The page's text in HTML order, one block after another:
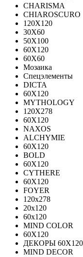
CHARISMA
CHIAROSCURO
120X120
30X60
50X100
60X120
60X60
Мозаика
Спецэлементы
DICTA
60X120
MYTHOLOGY
120X278
60X120
NAXOS
ALCHYMIE
60Х120
BOLD
60X120
CYTHERE
60X120
FOYER
120х278
20х120
60х120
MIND COLOR
60Х120
ДЕКОРЫ 60Х120
MIND DECOR